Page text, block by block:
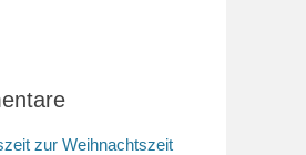
zur Weihnachtszeit